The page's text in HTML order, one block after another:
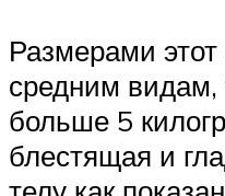
Размерами этот
средним видам,
больше 5
блестящая и